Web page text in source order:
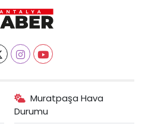
Muratpaşa Hava
Durumu